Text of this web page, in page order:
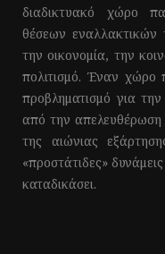
διαδικτυακό χώρο
θέσεων εναλλακτικών
την οικονομία, την
πολιτισμό. Έναν χώρο
προβληματισμό για
από την απελευθέρωση
της αιώνιας
«προστάτιδες»
καταδικάσει.